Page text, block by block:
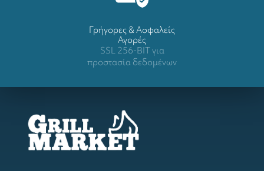
Γρήγορες & Ασφαλείς
Αγορές
SSL 256-BIT για
προστασία δεδομένων